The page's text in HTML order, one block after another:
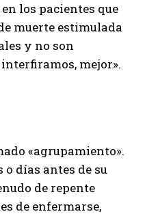
los pacientes que
muerte estimulada
y no son
mejor».
«agrupamiento».
días antes de su
de repente
de enfermarse,